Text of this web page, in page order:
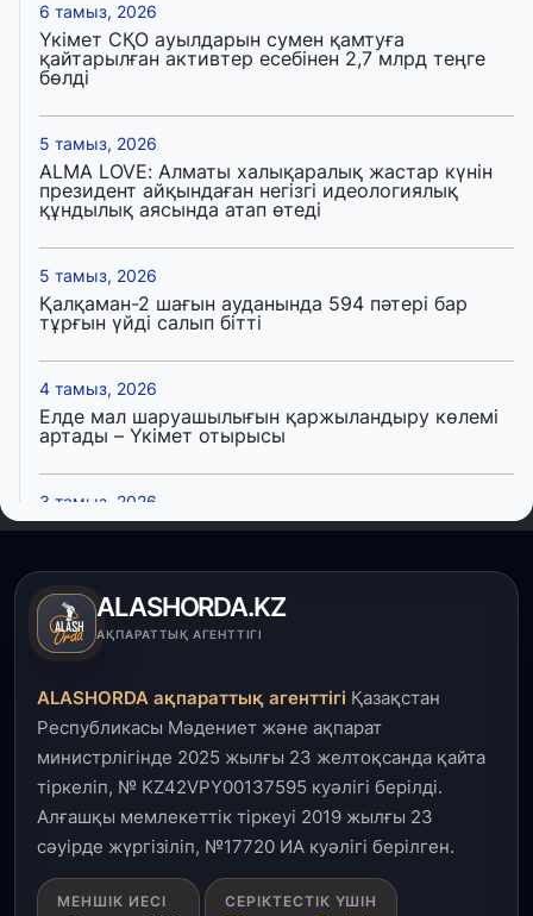
6 тамыз, 2026
Үкімет СҚО ауылдарын сумен қамтуға
қайтарылған активтер есебінен 2,7 млрд теңге
бөлді
5 тамыз, 2026
ALMA LOVE: Алматы халықаралық жастар күнін
президент айқындаған негізгі идеологиялық
құндылық аясында атап өтеді
5 тамыз, 2026
Қалқаман-2 шағын ауданында 594 пәтері бар
тұрғын үйді салып бітті
4 тамыз, 2026
Елде мал шаруашылығын қаржыландыру көлемі
артады – Үкімет отырысы
3 тамыз, 2026
Өңірлерде жаңа вокзалдар, су құбыры,
пайдалануға берілді
3 тамыз, 2026
салынып жатыр
1 тамыз, 2026
Кинопоиск Қазақстан азаматтарының ең
танымал онлайн-кинотеатрына айналды
31 шілде, 2026
Ақмола облысындағы кездесуде кәсіпкерлер мен
ALASHORDA.KZ
АҚПАРАТТЫҚ АГЕНТТІГІ
ALASHORDA ақпараттық агенттігі Қазақстан
Республикасы Мәдениет және ақпарат
министрлігінде 2025 жылғы 23 желтоқсанда қайта
тіркеліп, № KZ42VPY00137595 куәлігі берілді.
Алғашқы мемлекеттік тіркеуі 2019 жылғы 23
сәуірде жүргізіліп, №17720 ИА куәлігі берілген.
МЕНШІК ИЕСІ СЕРІКТЕСТІК ҮШІН